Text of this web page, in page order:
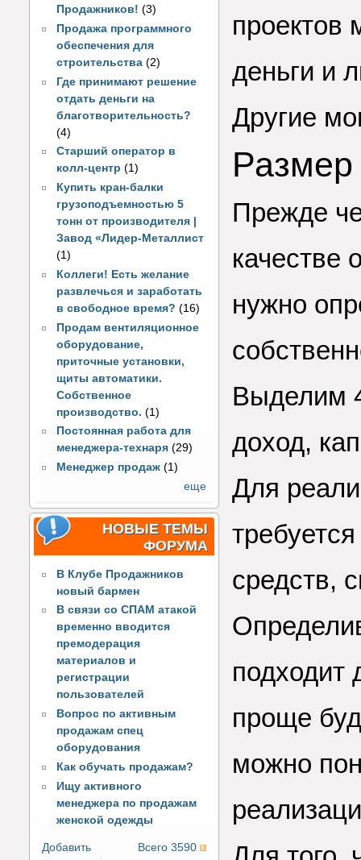
Продажников! (3)
Продажа программного
обеспечения для
строительства (2)
Где принимают решение
отдать деньги на
благотворительность?
(4)
Старший оператор в
колл-центр (1)
Купить кран-балки
грузоподъемностью 5
тонн от производителя |
Завод «Лидер-Металлист
(1)
Коллеги! Есть желание
развлечься и заработать
в свободное время? (16)
Продам вентиляционное
оборудование,
приточные установки,
щиты автоматики.
Собственное
производство. (1)
Постоянная работа для
менеджера-технаря (29)
Менеджер продаж (1)
еще
НОВЫЕ ТЕМЫ
ФОРУМА
В Клубе Продажников
новый бармен
В связи со СПАМ атакой
временно вводится
премодерация
материалов и
регистрации
пользователей
Вопрос по активным
продажам спец
оборудования
Как обучать продажам?
Ищу активного
менеджера по продажам
женской одежды
Всего 3590
Добавить
проектов
деньги и
Другие
Размер
Прежде
качестве
нужно
Выделим
доход,
Для
средств,
подходит
проще
можно